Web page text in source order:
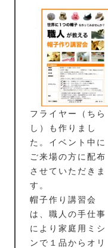
フライヤー（ちら
し）も作りまし
た。イベント中に
ご来場の方に配布
させていただきま
す。
帽子作り講習会
は、職人の手仕事
により家庭用ミシ
ンで１品からオリ